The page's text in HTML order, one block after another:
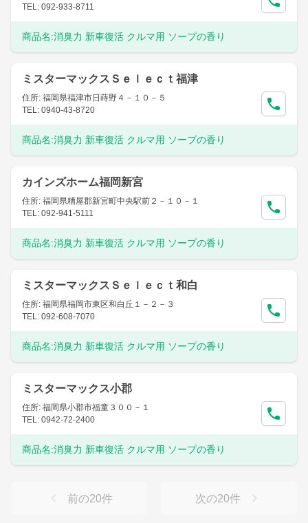
TEL: 092-933-8711
商品名:消臭力 新車復活 クルマ用 ソープの香り
ミスターマックスＳｅｌｅｃｔ福津
住所: 福岡県福津市日蒔野４－１０－５
TEL: 0940-43-8720
商品名:消臭力 新車復活 クルマ用 ソープの香り
カインズホーム福岡新宮
住所: 福岡県糟屋郡新宮町中央駅前２－１０－１
TEL: 092-941-5111
商品名:消臭力 新車復活 クルマ用 ソープの香り
ミスターマックスＳｅｌｅｃｔ和白
住所: 福岡県福岡市東区和白丘１－２－３
TEL: 092-608-7070
商品名:消臭力 新車復活 クルマ用 ソープの香り
ミスターマックス小郡
住所: 福岡県小郡市福童３００－１
TEL: 0942-72-2400
商品名:消臭力 新車復活 クルマ用 ソープの香り
前の20件 次の20件